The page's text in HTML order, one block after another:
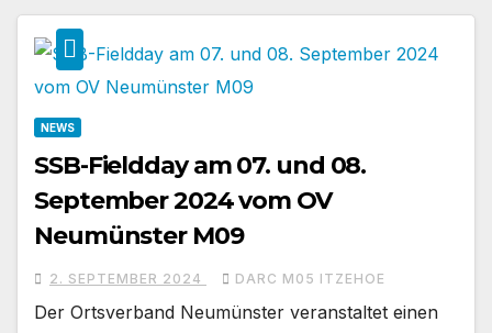
NEWS
SSB-Fieldday am 07. und 08.
September 2024 vom OV
Neumünster M09
2. SEPTEMBER 2024 DARC M05 ITZEHOE
Der Ortsverband Neumünster veranstaltet einen